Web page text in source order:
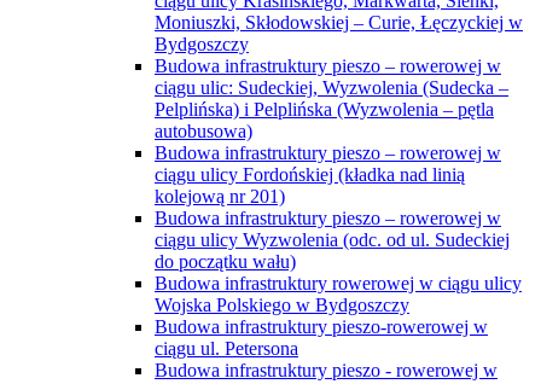
Moniuszki, Skłodowskiej – Curie, Łęczyckiej w
Bydgoszczy
Budowa infrastruktury pieszo – rowerowej w
ciągu ulic: Sudeckiej, Wyzwolenia (Sudecka –
Pelplińska) i Pelplińska (Wyzwolenia – pętla
autobusowa)
Budowa infrastruktury pieszo – rowerowej w
ciągu ulicy Fordońskiej (kładka nad linią
kolejową nr 201)
Budowa infrastruktury pieszo – rowerowej w
ciągu ulicy Wyzwolenia (odc. od ul. Sudeckiej
do początku wału)
Budowa infrastruktury rowerowej w ciągu ulicy
Wojska Polskiego w Bydgoszczy
Budowa infrastruktury pieszo-rowerowej w
ciągu ul. Petersona
Budowa infrastruktury pieszo - rowerowej w